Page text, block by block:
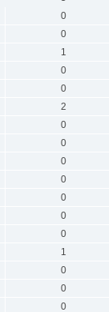
0
0
1
0
0
2
0
0
0
0
0
0
0
1
0
0
0